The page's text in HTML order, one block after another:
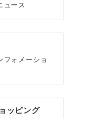
ュース
フォメーショ
ッピング